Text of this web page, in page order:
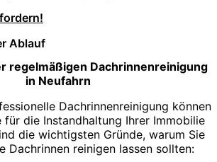
Ablauf
regelmäßigen Dachrinnenreinigung
in Neufahrn
Dachrinnenreinigung können
für die Instandhaltung Ihrer Immobilie
die wichtigsten Gründe, warum Sie
Dachrinnen reinigen lassen sollten: